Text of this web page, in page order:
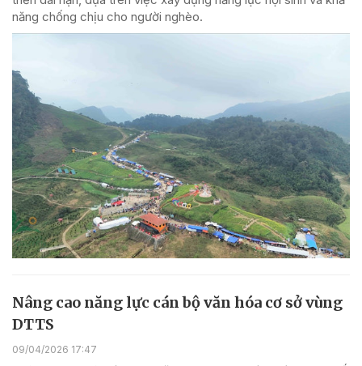
năng chống chịu cho người nghèo.
Nâng cao năng lực cán bộ văn hóa cơ sở vùng
DTTS
09/04/2026 17:47